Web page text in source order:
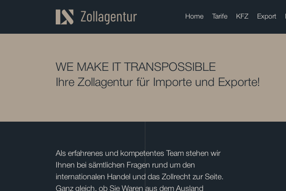
Home Tarife KFZ Export
WE MAKE IT TRANSPOSSIBLE
Ihre Zollagentur für Importe und Exporte!
Als erfahrenes und kompetentes Team stehen wir
Ihnen bei sämtlichen Fragen rund um den
internationalen Handel und das Zollrecht zur Seite.
Ganz gleich, ob Sie Waren aus dem Ausland